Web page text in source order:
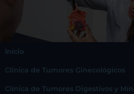
Inicio
Clínica de Tumores Ginecológicos
Clínica de Tumores Digestivos y